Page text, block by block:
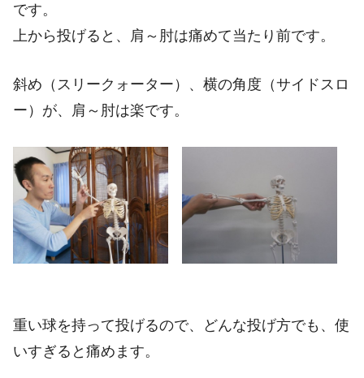
です。
上から投げると、肩～肘は痛めて当たり前です。
斜め（スリークォーター）、横の角度（サイドスロ
ー）が、肩～肘は楽です。
重い球を持って投げるので、どんな投げ方でも、使
いすぎると痛めます。